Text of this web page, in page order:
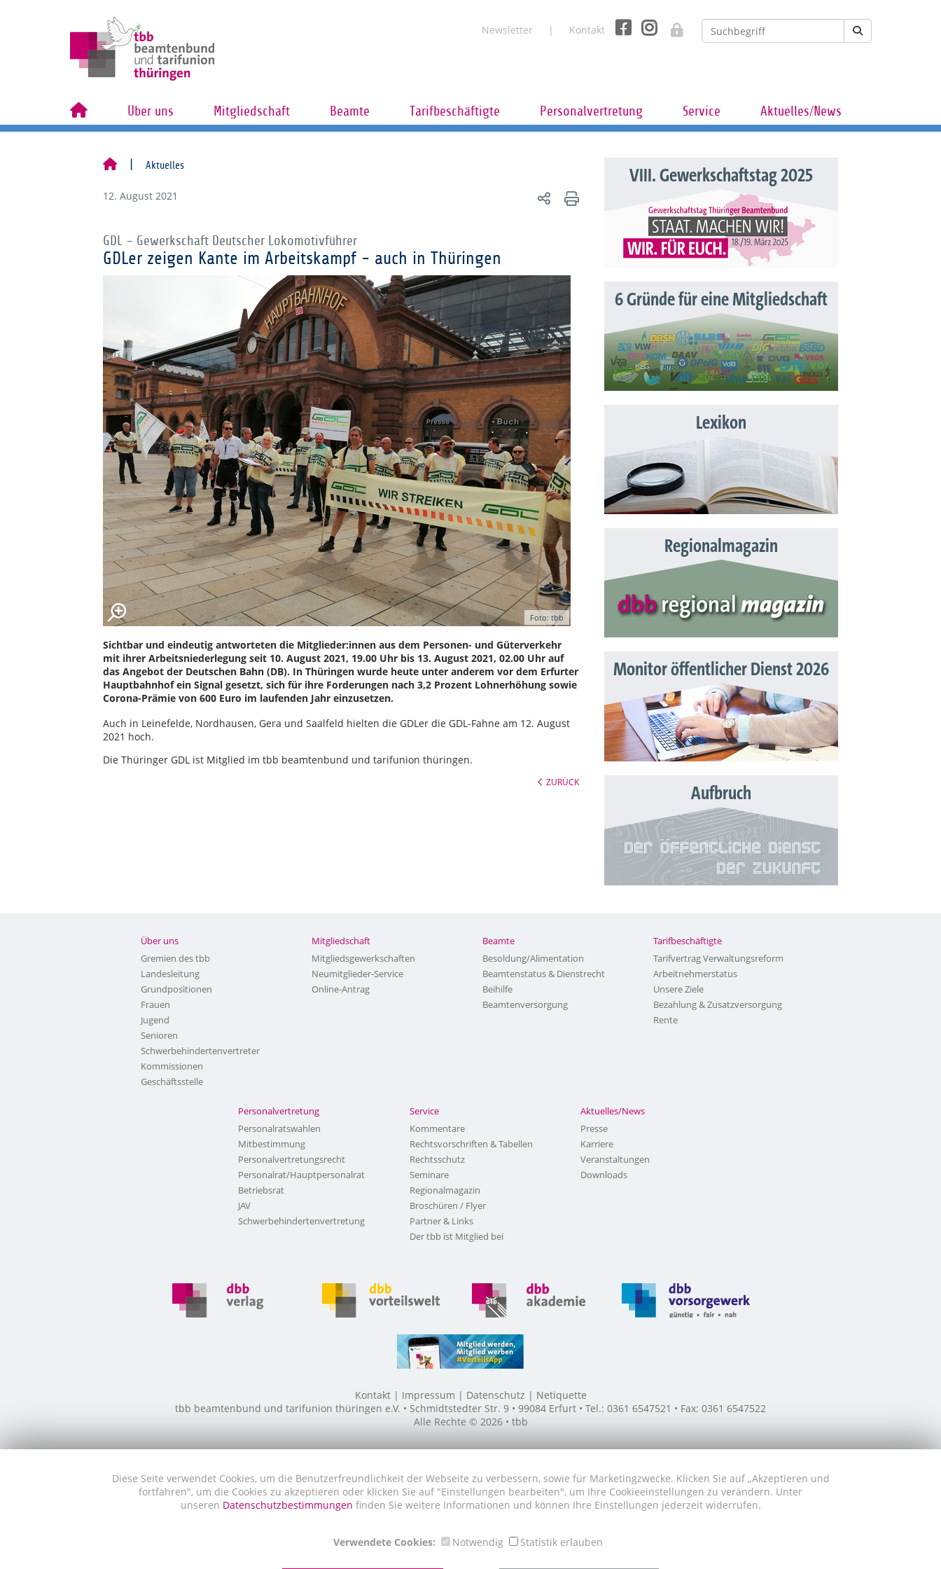
Newsletter Kontakt
Über uns Mitgliedschaft Beamte Tarifbeschäftigte Personalvertretung Service Aktuelles/News
Aktuelles
12. August 2021
GDL – Gewerkschaft Deutscher Lokomotivführer
GDLer zeigen Kante im Arbeitskampf - auch in Thüringen
Foto: tbb
Sichtbar und eindeutig antworteten die Mitglieder:innen aus dem Personen- und Güterverkehr
mit ihrer Arbeitsniederlegung seit 10. August 2021, 19.00 Uhr bis 13. August 2021, 02.00 Uhr auf
das Angebot der Deutschen Bahn (DB). In Thüringen wurde heute unter anderem vor dem Erfurter
Hauptbahnhof ein Signal gesetzt, sich für ihre Forderungen nach 3,2 Prozent Lohnerhöhung sowie
Corona-Prämie von 600 Euro im laufenden Jahr einzusetzen.
Auch in Leinefelde, Nordhausen, Gera und Saalfeld hielten die GDLer die GDL-Fahne am 12. August
2021 hoch.
Die Thüringer GDL ist Mitglied im tbb beamtenbund und tarifunion thüringen.
ZURÜCK
VIII. Gewerkschaftstag 2025
6 Gründe für eine Mitgliedschaft
Lexikon
Regionalmagazin
Monitor öffentlicher Dienst 2026
Aufbruch
Über uns
Gremien des tbb
Landesleitung
Grundpositionen
Frauen
Jugend
Senioren
Schwerbehindertenvertreter
Kommissionen
Geschäftsstelle
Mitgliedschaft
Mitgliedsgewerkschaften
Neumitglieder-Service
Online-Antrag
Beamte
Besoldung/Alimentation
Beamtenstatus & Dienstrecht
Beihilfe
Beamtenversorgung
Tarifbeschäftigte
Tarifvertrag Verwaltungsreform
Arbeitnehmerstatus
Unsere Ziele
Bezahlung & Zusatzversorgung
Rente
Personalvertretung
Personalratswahlen
Mitbestimmung
Personalvertretungsrecht
Personalrat/Hauptpersonalrat
Betriebsrat
JAV
Schwerbehindertenvertretung
Service
Kommentare
Rechtsvorschriften & Tabellen
Rechtsschutz
Seminare
Regionalmagazin
Broschüren / Flyer
Partner & Links
Der tbb ist Mitglied bei
Aktuelles/News
Presse
Karriere
Veranstaltungen
Downloads
Kontakt Impressum Datenschutz
Netiquette
tbb beamtenbund und tarifunion thüringen e.V. • Schmidtstedter Str. 9 • 99084 Erfurt • Tel.: 0361 6547521 • Fax: 0361 6547522
Alle Rechte © 2026 • tbb
Diese Seite verwendet Cookies, um die Benutzerfreundlichkeit der Webseite zu verbessern, sowie für Marketingzwecke. Klicken Sie auf „Akzeptieren und
fortfahren", um die Cookies zu akzeptieren oder klicken Sie auf "Einstellungen bearbeiten", um Ihre Cookieeinstellungen zu verändern. Unter
unseren Datenschutzbestimmungen finden Sie weitere Informationen und können Ihre Einstellungen jederzeit widerrufen.
Verwendete Cookies: Notwendig Statistik erlauben